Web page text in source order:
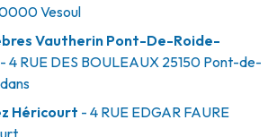
Vesoul
Vautherin Pont-De-Roide-
- 4 RUE DES BOULEAUX 25150 Pont-de-
Héricourt - 4 RUE EDGAR FAURE